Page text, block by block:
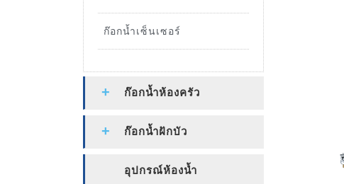
ก๊อกน้ำเซ็นเซอร์
ก๊อกน้ำห้องครัว
ก๊อกน้ำฝักบัว
อุปกรณ์ห้องน้ำ